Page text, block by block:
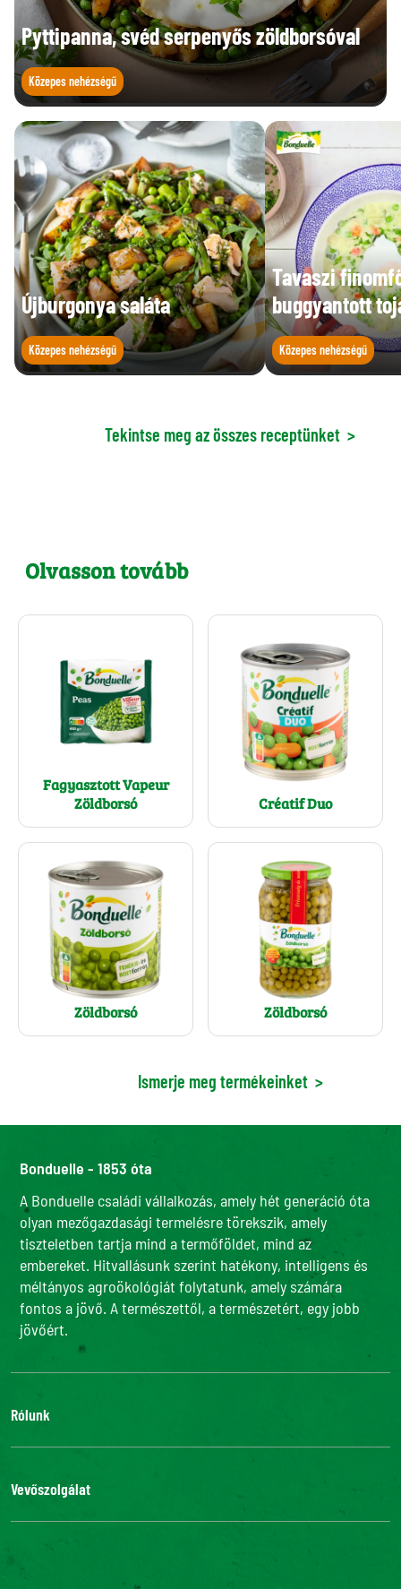
Pyttipanna, svéd serpenyős zöldborsóval
Közepes nehézségű
Újburgonya saláta
Közepes nehézségű
Tavaszi
buggyantott
Közepes nehézségű
Tekintse meg az összes receptünket >
Olvasson tovább
Fagyasztott Vapeur
Zöldborsó
Créatif Duo
Zöldborsó Zöldborsó
Ismerje meg termékeinket >
Bonduelle - 1853 óta
A Bonduelle családi vállalkozás, amely hét generáció óta
olyan mezőgazdasági termelésre törekszik, amely
tiszteletben tartja mind a termőföldet, mind az
embereket. Hitvallásunk szerint hatékony, intelligens és
méltányos agroökológiát folytatunk, amely számára
fontos a jövő. A természettől, a természetért, egy jobb
jövőért.
Rólunk
Adatvédelmi szabályzatunk
Csatlakozz hozzánk
Vevőszolgálat
Kapcsolat
Gyakori kérdések